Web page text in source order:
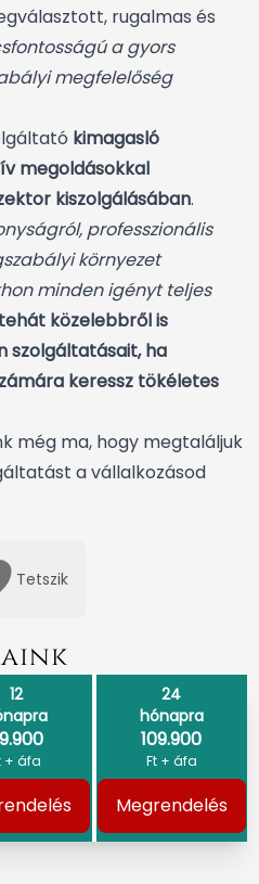
rugalmas és
a gyors
megfelelőség
kimagasló
megoldásokkal
kiszolgálásában.
professzionális
környezet
minden igényt teljes
közelebbről is
szolgáltatásait, ha
keressz tökéletes
még ma, hogy megtaláljuk
a vállalkozásod
Tetszik
12
+ áfa
24
hónapra
109.900
Ft + áfa
Megrendelés